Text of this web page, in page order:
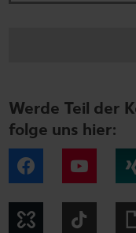
Werde Teil der
folge uns hier:
Facebook
Kununu